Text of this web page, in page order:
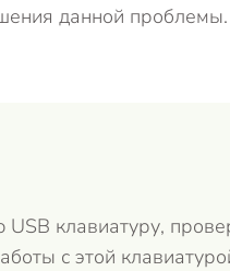
данной проблемы.
клавиатуру,
с этой